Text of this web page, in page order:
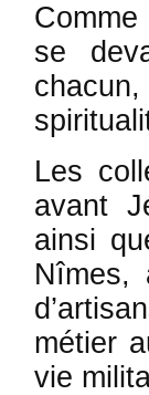
se
Les
avant
ainsi
Nîmes,
métier
vie